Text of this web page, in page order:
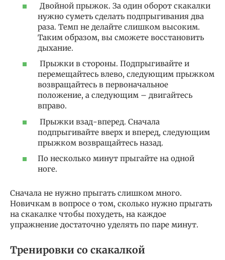
Двойной прыжок. За один оборот скакалки
нужно суметь сделать подпрыгивания два
раза. Темп не делайте слишком высоким.
Таким образом, вы сможете восстановить
дыхание.
Прыжки в стороны. Подпрыгивайте и
перемещайтесь влево, следующим прыжком
возвращайтесь в первоначальное
положение, а следующим – двигайтесь
вправо.
Прыжки взад-вперед. Сначала
подпрыгивайте вверх и вперед, следующим
прыжком возвращайтесь назад.
По несколько минут прыгайте на одной
ноге.
Сначала не нужно прыгать слишком много.
Новичкам в вопросе о том, сколько нужно прыгать
на скакалке чтобы похудеть, на каждое
упражнение достаточно уделять по паре минут.
Тренировки со скакалкой